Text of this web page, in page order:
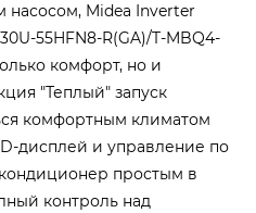
Midea Inverter
55HFN8-R(GA)/T-MBQ4-
комфорт, но и
"Теплый" запуск
комфортным климатом
дисплей и управление по
простым в
контроль над